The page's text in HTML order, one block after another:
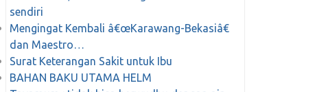
sendiri
Mengingat Kembali â€œKarawang-Bekasiâ€
dan Maestro…
Surat Keterangan Sakit untuk Ibu
BAHAN BAKU UTAMA HELM